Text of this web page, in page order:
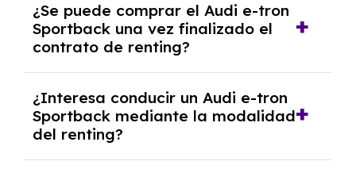
mejores ofertas de vehículos de renting con
todos los gastos incluidos y sin pagar
entradas.
¿Se puede comprar el Audi e-tron
Sportback una vez finalizado el
contrato de renting?
renting se puede adquirir el coche. En este
caso tendrán que analizar los años, la
cantidad de kilómetros recorridos y el coste
del mercado actual.
¿Interesa conducir un Audi e-tron
Sportback mediante la modalidad
del renting?